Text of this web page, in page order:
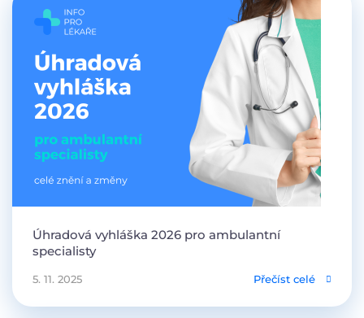
Úhradová vyhláška 2026 pro ambulantní
specialisty
5. 11. 2025 Přečíst celé